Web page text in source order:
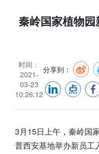
秦岭国家植物
时间：
2021-
03-23
10:26:12
分享到：
3月15日上午，秦岭国
普西安基地举办新员工